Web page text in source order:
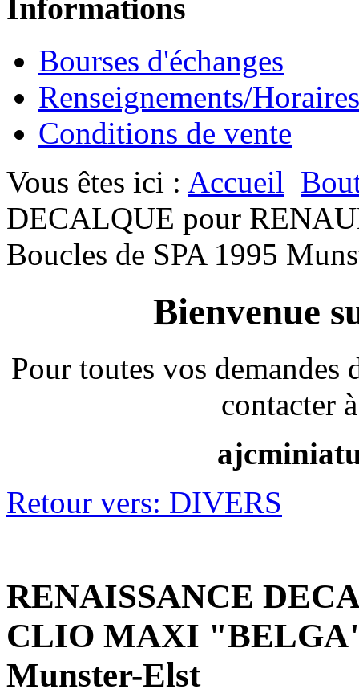
Informations
Bourses d'échanges
Renseignements/Horaires
Conditions de vente
Vous êtes ici : Accueil
DECALQUE pour
Boucles de SPA 1995
Bienvenue
Pour toutes vos
contacter
Retour vers: DIVERS
RENAISSANCE
CLIO MAXI "BELGA"
Munster-Elst